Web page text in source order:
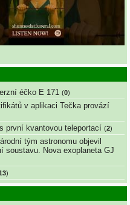
éčko E 171 (0)
v aplikaci Tečka provází
první kvantovou teleportací (2)
tým astronomu objevil
soustavu. Nova exoplaneta GJ
)